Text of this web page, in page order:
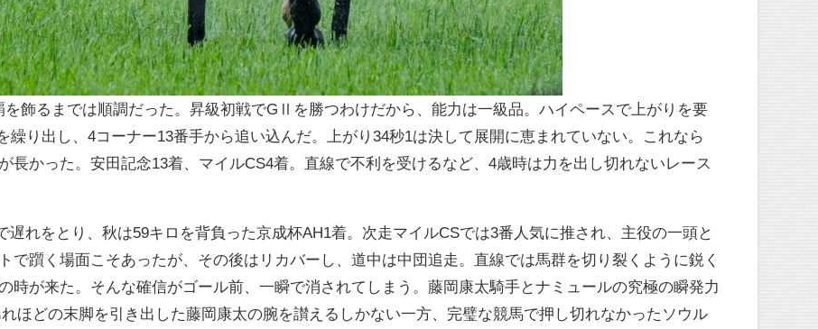
飾るまでは順調だった。昇級初戦でGⅡを勝つわけだから、能力は一級品。ハイペースで上がりを要
繰り出し、4コーナー13番手から追い込んだ。上がり34秒1は決して展開に恵まれていない。これなら
長かった。安田記念13着、マイルCS4着。直線で不利を受けるなど、4歳時は力を出し切れないレース
遅れをとり、秋は59キロを背負った京成杯AH1着。次走マイルCSでは3番人気に推され、主役の一頭と
で躓く場面こそあったが、その後はリカバーし、道中は中団追走。直線では馬群を切り裂くように鋭く
時が来た。そんな確信がゴール前、一瞬で消されてしまう。藤岡康太騎手とナミュールの究極の瞬発力
ほどの末脚を引き出した藤岡康太の腕を讃えるしかない一方、完璧な競馬で押し切れなかったソウル